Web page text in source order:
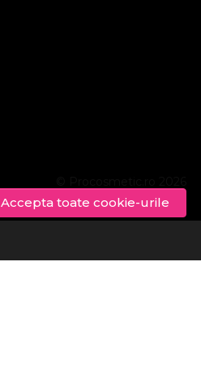
Accepta toate cookie-urile